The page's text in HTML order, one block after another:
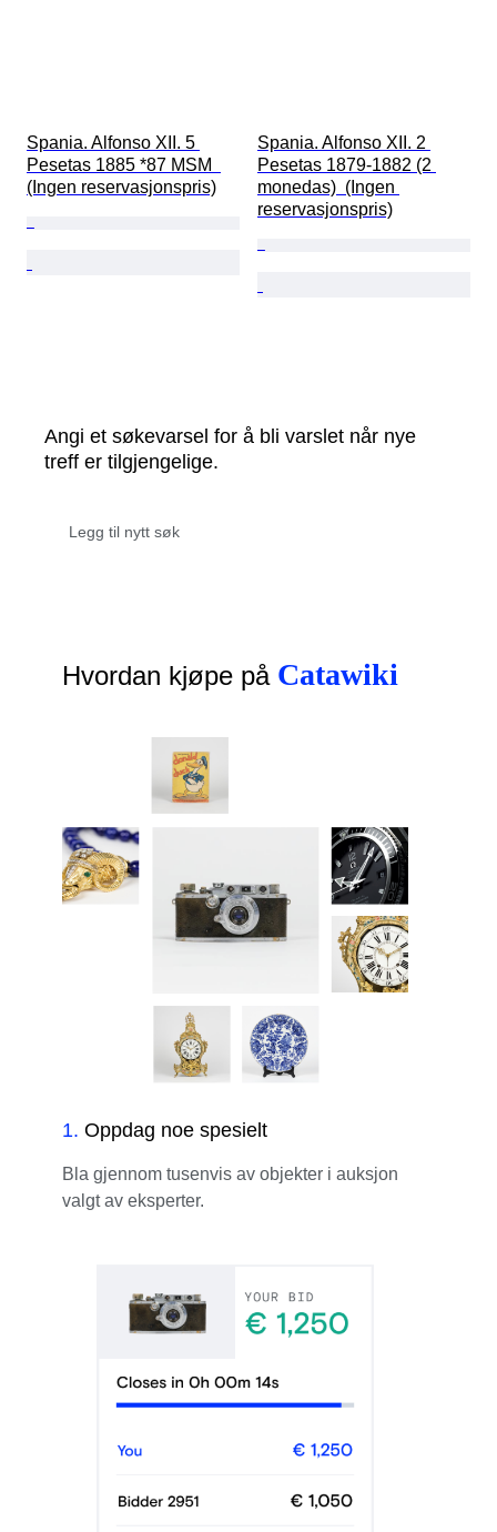
Spania. Alfonso XII. 5
Pesetas 1885 *87 MSM
(Ingen reservasjonspris)
Spania. Alfonso XII. 2
Pesetas 1879-1882 (2
monedas)  (Ingen
reservasjonspris)
Angi et søkevarsel for å bli varslet når nye
treff er tilgjengelige.
Hvordan kjøpe på Catawiki
1. Oppdag noe spesielt
Bla gjennom tusenvis av objekter i auksjon
valgt av eksperter.